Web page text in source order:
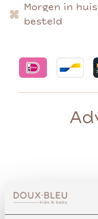
Morgen in
besteld